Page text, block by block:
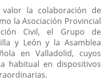
la colaboración de
la Asociación Provincial
Civil, el Grupo de
y León y la Asamblea
en Valladolid, cuyos
habitual en dispositivos